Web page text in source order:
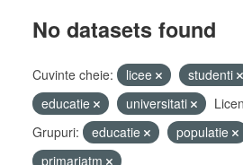
No datasets found
Cuvinte cheie: licee studenti
educatie
universitati
Grupuri:
educatie populatie
primariatm